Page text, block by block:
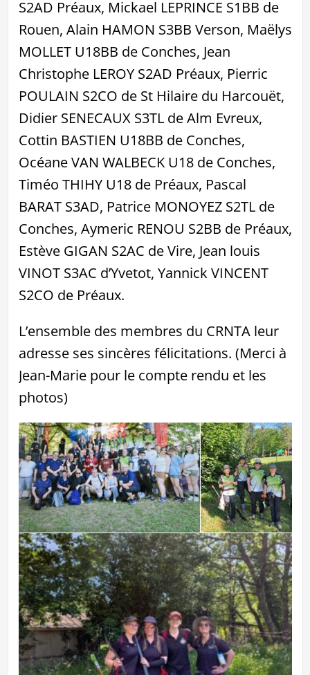
S2AD Préaux, Mickael LEPRINCE S1BB de
Rouen, Alain HAMON S3BB Verson, Maëlys
MOLLET U18BB de Conches, Jean
Christophe LEROY S2AD Préaux, Pierric
POULAIN S2CO de St Hilaire du Harcouët,
Didier SENECAUX S3TL de Alm Evreux,
Cottin BASTIEN U18BB de Conches,
Océane VAN WALBECK U18 de Conches,
Timéo THIHY U18 de Préaux, Pascal
BARAT S3AD, Patrice MONOYEZ S2TL de
Conches, Aymeric RENOU S2BB de Préaux,
Estève GIGAN S2AC de Vire, Jean louis
VINOT S3AC d’Yvetot, Yannick VINCENT
S2CO de Préaux.
L’ensemble des membres du CRNTA leur
adresse ses sincères félicitations. (Merci à
Jean-Marie pour le compte rendu et les
photos)